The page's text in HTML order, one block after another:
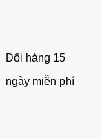
Đổi hàng 15
ngày miễn phí